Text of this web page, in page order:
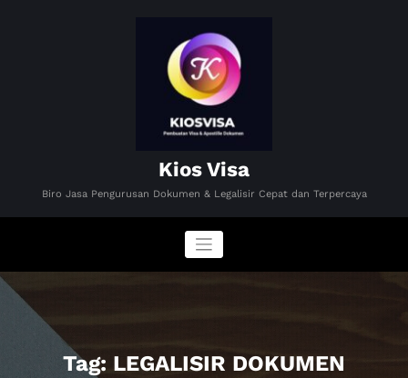
Kios Visa
Biro Jasa Pengurusan Dokumen & Legalisir Cepat dan Terpercaya
Tag: LEGALISIR DOKUMEN